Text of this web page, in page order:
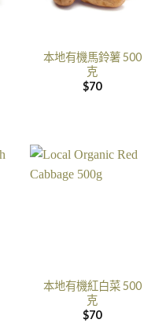
本地有機馬鈴薯 500
克
$70
本地有機紅白菜 500
克
$70